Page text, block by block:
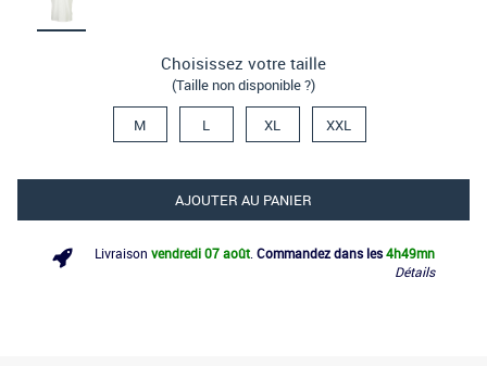
Choisissez votre taille
(Taille non disponible ?)
M L XL XXL
AJOUTER AU PANIER
Livraison vendredi 07 août Commandez dans les4h49mn
Détails